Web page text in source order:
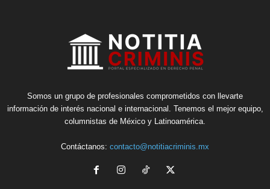
Somos un grupo de profesionales comprometidos con llevarte
información de interés nacional e internacional. Tenemos el mejor equipo,
columnistas de México y Latinoamérica.
Contáctanos: contacto@notitiacriminis.mx